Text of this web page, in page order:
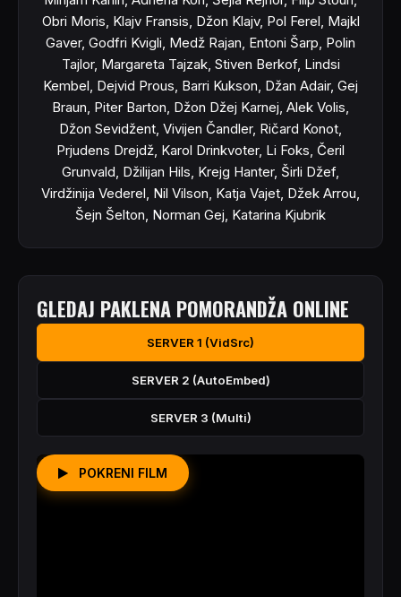
Obri Moris, Klajv Fransis, Džon Klajv, Pol Ferel, Majkl
Gaver, Godfri Kvigli, Medž Rajan, Entoni Šarp, Polin
Tajlor, Margareta Tajzak, Stiven Berkof, Lindsi
Kembel, Dejvid Prous, Barri Kukson, Džan Adair, Gej
Braun, Piter Barton, Džon Džej Karnej, Alek Volis,
Džon Sevidžent, Vivijen Čandler, Ričard Konot,
Prjudens Drejdž, Karol Drinkvoter, Li Foks, Čeril
Grunvald, Džilijan Hils, Krejg Hanter, Širli Džef,
Virdžinija Vederel, Nil Vilson, Katja Vajet, Džek Arrou,
Šejn Šelton, Norman Gej, Katarina Kjubrik
GLEDAJ PAKLENA POMORANDŽA ONLINE
SERVER 1 (VidSrc)
SERVER 2 (AutoEmbed)
SERVER 3 (Multi)
POKRENI FILM